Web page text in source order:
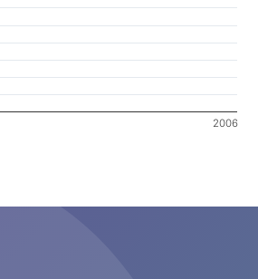
2006